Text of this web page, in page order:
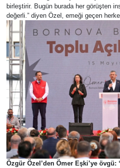
birleştirir. Bugün burada her görüşten
değerli.” diyen Özel, emeği geçen
Özgür Özel’den Ömer Eşki’ye